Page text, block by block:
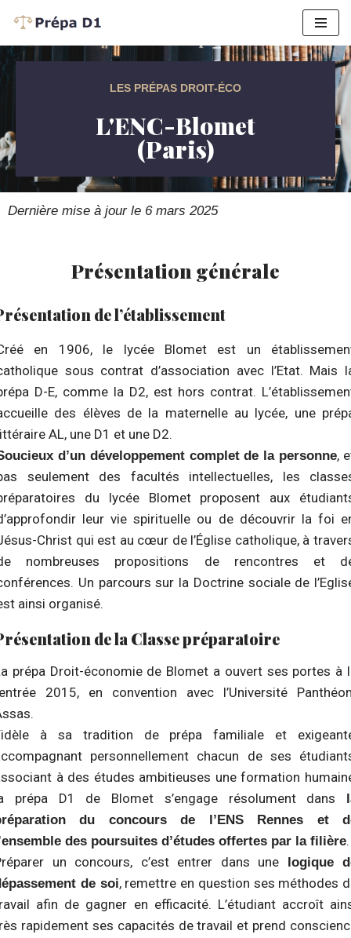
Aller
au
LES PRÉPAS DROIT-ÉCO
L'ENC-Blomet
(Paris)
Dernière mise à jour le 6 mars 2025
Présentation générale
de l’établissement
en 1906, le lycée Blomet est un
sous contrat d’association avec l’Etat. Mais
D-E, comme la D2, est hors contrat.
des élèves de la maternelle au lycée, une
AL, une D1 et une D2.
d’un développement complet de la personne,
seulement des facultés intellectuelles, les
du lycée Blomet proposent aux
leur vie spirituelle ou de découvrir la foi
Christ qui est au cœur de l’Église catholique, à
nombreuses propositions de rencontres et
Un parcours sur la Doctrine sociale de
ainsi organisé.
de la Classe préparatoire
prépa Droit-économie de Blomet a ouvert ses portes à
2015, en convention avec l’Université
à sa tradition de prépa familiale et
personnellement chacun de ses
à des études ambitieuses une formation
prépa D1 de Blomet s’engage résolument dans
du concours de l’ENS Rennes et
des poursuites d’études offertes par la filière.
un concours, c’est entrer dans une
logique
de soi, remettre en question ses méthodes
afin de gagner en efficacité. L’étudiant accroît
rapidement ses capacités de travail et prend